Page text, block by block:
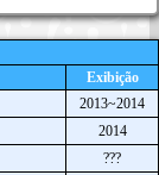
Exibição
2013~2014
2014
???